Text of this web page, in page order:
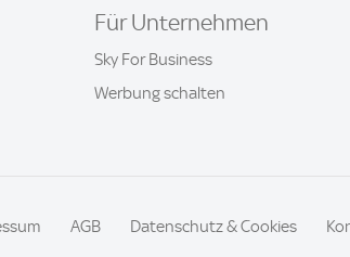
Für Unternehmen
Sky For Business
Werbung schalten
AGB Datenschutz & Cookies